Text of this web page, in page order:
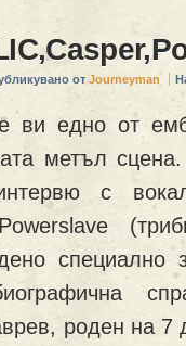
от Journeyman
ви едно от
метъл
с
специално
роден на 7